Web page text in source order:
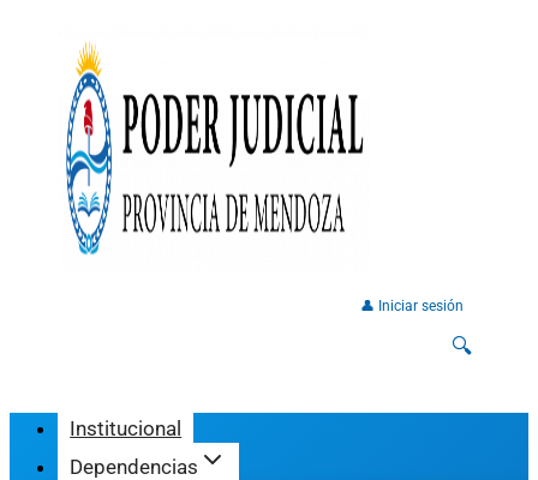
👤 Iniciar sesión
🔍
Institucional
Dependencias